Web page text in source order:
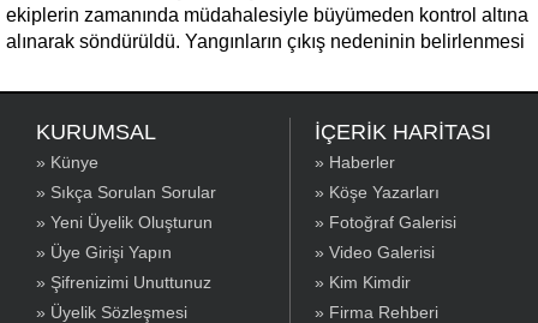
ekiplerin zamanında müdahalesiyle büyümeden kontrol altına
alınarak söndürüldü. Yangınların çıkış nedeninin belirlenmesi
KURUMSAL
» Künye
» Sıkça Sorulan Sorular
» Yeni Üyelik Oluşturun
» Üye Girişi Yapın
» Şifrenizimi Unuttunuz
» Üyelik Sözleşmesi
İÇERİK HARİTASI
» Haberler
» Köşe Yazarları
» Fotoğraf Galerisi
» Video Galerisi
» Kim Kimdir
» Firma Rehberi